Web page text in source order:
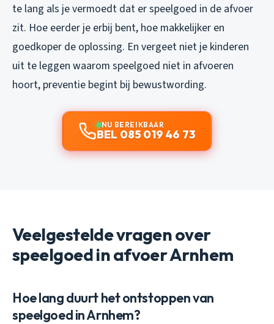
te lang als je vermoedt dat er speelgoed in de afvoer
zit. Hoe eerder je erbij bent, hoe makkelijker en
goedkoper de oplossing. En vergeet niet je kinderen
uit te leggen waarom speelgoed niet in afvoeren
hoort, preventie begint bij bewustwording.
NU BEREIKBAAR
BEL 085 019 46 73
Veelgestelde vragen over
speelgoed in afvoer Arnhem
Hoe lang duurt het ontstoppen van
speelgoed in Arnhem?